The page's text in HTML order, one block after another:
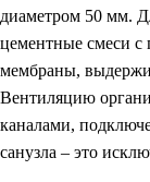
диаметром 50 мм.
цементные смеси
мембраны,
Вентиляцию
каналами,
санузла – это